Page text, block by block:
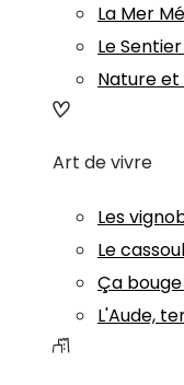
La Mer
Le
Nature
Art de vivre
Les
Le
Ça
L'Aude,